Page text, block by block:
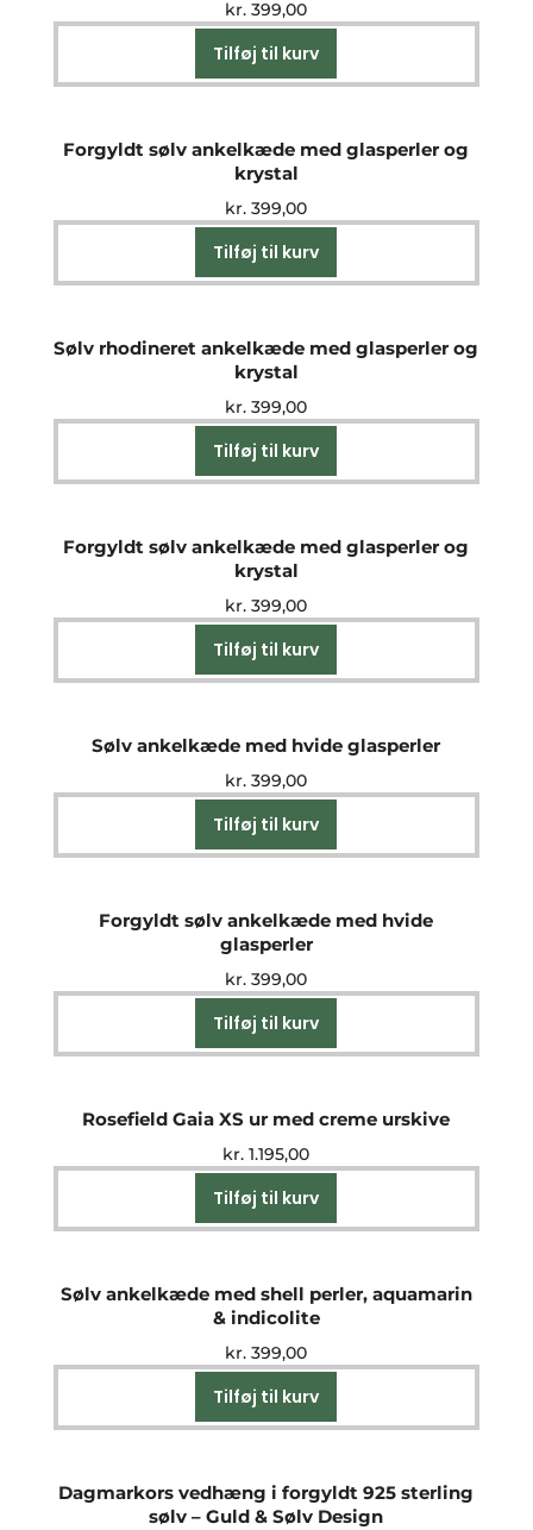
kr. 399,00
Tilføj til kurv
Forgyldt sølv ankelkæde med glasperler og
krystal
kr. 399,00
Tilføj til kurv
Sølv rhodineret ankelkæde med glasperler og
krystal
kr. 399,00
Tilføj til kurv
Forgyldt sølv ankelkæde med glasperler og
krystal
kr. 399,00
Tilføj til kurv
Sølv ankelkæde med hvide glasperler
kr. 399,00
Tilføj til kurv
Forgyldt sølv ankelkæde med hvide
glasperler
kr. 399,00
Tilføj til kurv
Rosefield Gaia XS ur med creme urskive
kr. 1.195,00
Tilføj til kurv
Sølv ankelkæde med shell perler, aquamarin
& indicolite
kr. 399,00
Tilføj til kurv
Dagmarkors vedhæng i forgyldt 925 sterling
sølv – Guld & Sølv Design